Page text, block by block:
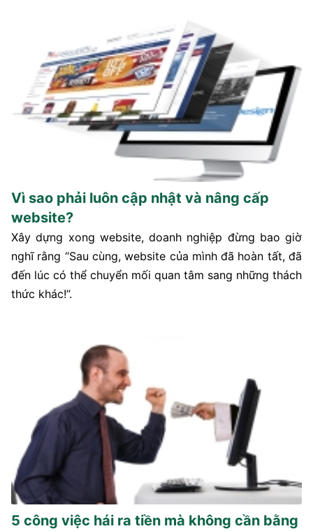
Vì sao phải luôn cập nhật và nâng cấp
website?
Xây dựng xong website, doanh nghiệp đừng bao giờ
nghĩ rằng “Sau cùng, website của mình đã hoàn tất, đã
đến lúc có thể chuyển mối quan tâm sang những thách
thức khác!”.
5 công việc hái ra tiền mà không cần bằng